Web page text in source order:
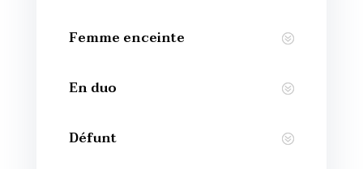
Femme enceinte
En duo
Défunt